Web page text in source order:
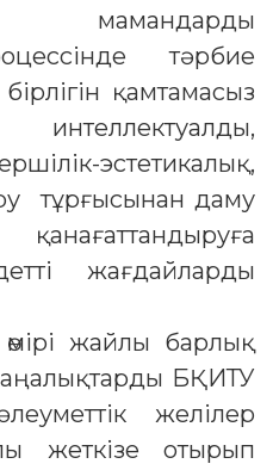
мамандарды
тәрбие
қамтамасыз
интеллектуалды,
эстетикалық,
тұрғысынан даму
жағдайларды
өмірі жайлы барлық
БҚИТУ
желілер
жеткізе отырып